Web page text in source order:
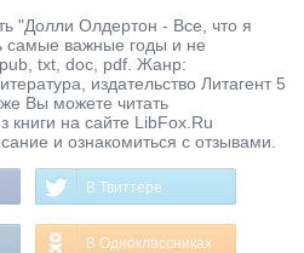
"Долли Олдертон - Все, что я
самые важные годы и не
txt, doc, pdf. Жанр:
издательство Литагент 5
Вы можете читать
книги на сайте LibFox.Ru
и ознакомиться с отзывами.
В Твиттере
В Одноклассниках